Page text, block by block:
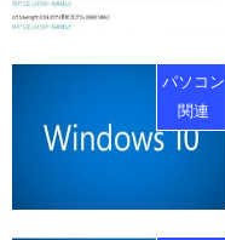
パソコン
関連